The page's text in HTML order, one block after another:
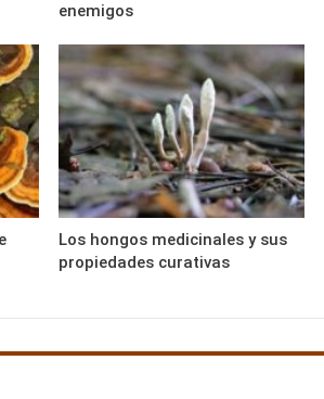
enemigos
Los hongos medicinales y sus
propiedades curativas